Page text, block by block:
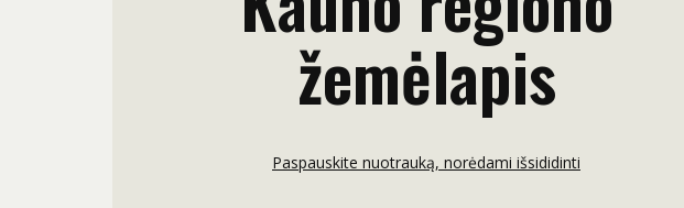
žemėlapis
Paspauskite nuotrauką, norėdami išsididinti